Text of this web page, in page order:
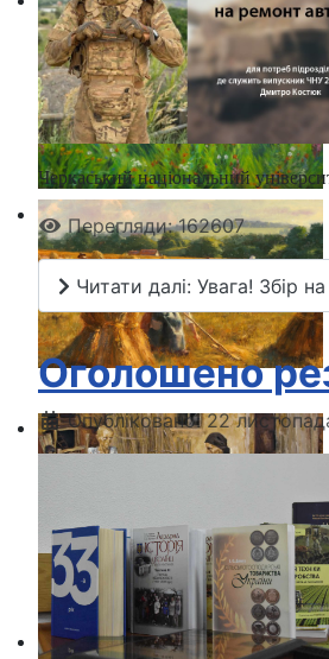
Черкаський національний
Перегляди: 162607
Читати далі: Увага! Збір
Оголошено
Опубліковано: 22